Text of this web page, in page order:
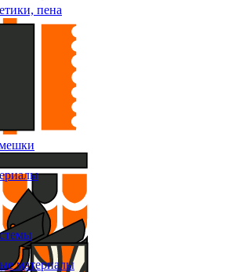
пена
материалы